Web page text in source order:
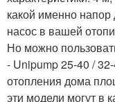
какой именно
насос в вашей
Но можно
- Unipump 25-40 /
отопления дома
эти модели могут в